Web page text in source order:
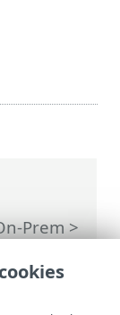
Prem>
作> 工作